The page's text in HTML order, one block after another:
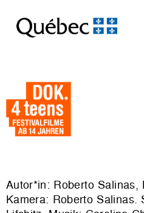
Autor*in: Roberto Salinas,
Kamera: Roberto Salinas.